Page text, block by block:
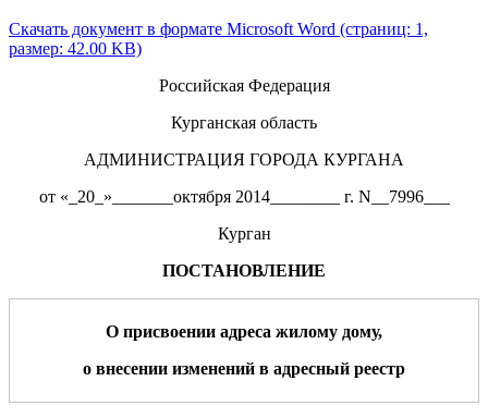
Скачать документ в формате Microsoft Word (страниц: 1,
размер: 42.00 KB)
Российская Федерация
Курганская область
АДМИНИСТРАЦИЯ ГОРОДА КУРГАНА
от «_20_»_______октября 2014________ г. N__7996___
Курган
ПОСТАНОВЛЕНИЕ
О присвоении адреса жилому дому,
о внесении изменений в адресный реестр